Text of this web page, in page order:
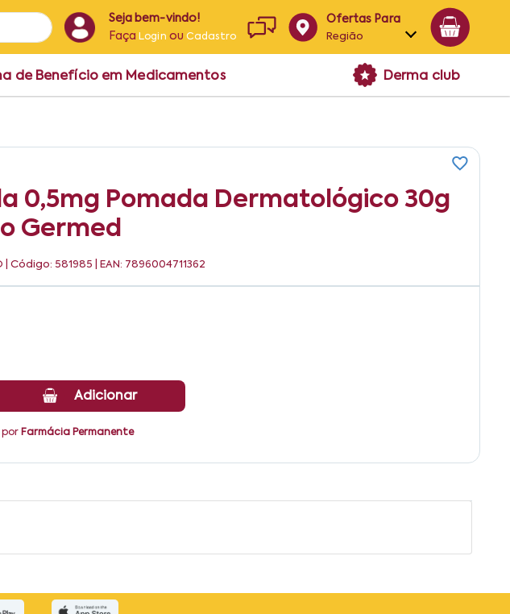
Seja bem-vindo!
Faça Login ouCadastro
Ofertas Para
Região
Alagoas
de Benefício em Medicamentos Derma club
0,5mg Pomada Dermatológico 30g
Germed
| Código: 581985 | EAN: 7896004711362
Adicionar
por Farmácia Permanente